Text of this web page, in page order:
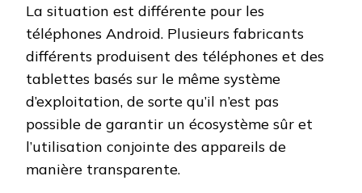
La situation est différente pour les
téléphones Android. Plusieurs fabricants
différents produisent des téléphones et des
tablettes basés sur le même système
d’exploitation, de sorte qu’il n’est pas
possible de garantir un écosystème sûr et
l’utilisation conjointe des appareils de
manière transparente.